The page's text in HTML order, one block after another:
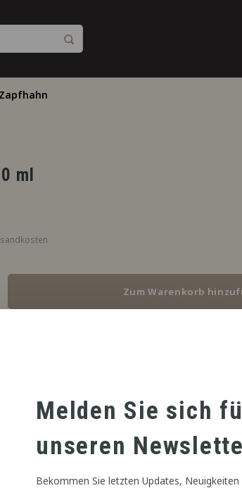
Melden Sie sich
unseren
Bekommen Sie letzten Updates,
ml
Zum Warenkorb